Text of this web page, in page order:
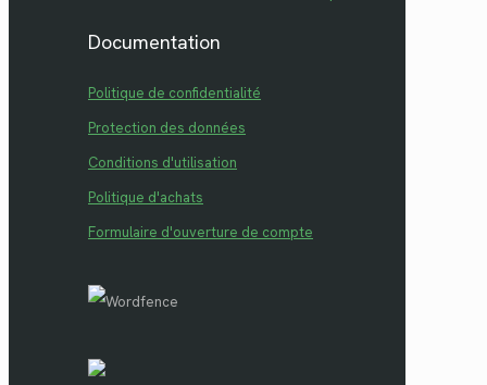
Documentation
Politique de confidentialité
Protection des données
Conditions d'utilisation
Politique d'achats
Formulaire d'ouverture de compte